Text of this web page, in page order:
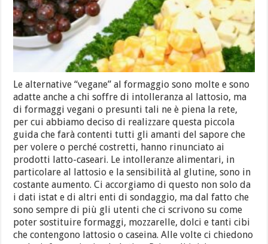
Le alternative “vegane” al formaggio sono molte e sono
adatte anche a chi soffre di intolleranza al lattosio, ma
di formaggi vegani o presunti tali ne è piena la rete,
per cui abbiamo deciso di realizzare questa piccola
guida che farà contenti tutti gli amanti del sapore che
per volere o perché costretti, hanno rinunciato ai
prodotti latto-caseari. Le intolleranze alimentari, in
particolare al lattosio e la sensibilità al glutine, sono in
costante aumento. Ci accorgiamo di questo non solo da
i dati istat e di altri enti di sondaggio, ma dal fatto che
sono sempre di più gli utenti che ci scrivono su come
poter sostituire formaggi, mozzarelle, dolci e tanti cibi
che contengono lattosio o caseina. Alle volte ci chiedono